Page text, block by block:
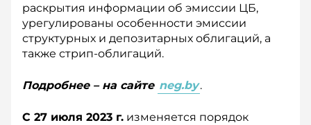
раскрытия информации об эмиссии ЦБ,
урегулированы особенности эмиссии
структурных и депозитарных облигаций, а
также стрип-облигаций.
Подробнее – на сайте neg.by.
С 27 июля 2023 г. изменяется порядок